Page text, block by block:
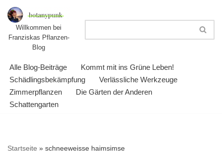
Zum
Inhalt
springen
Willkommen bei
Franziskas Pflanzen-
Blog
Alle Blog-Beiträge
Kommt mit ins Grüne Leben!
Schädlingsbekämpfung
Verlässliche Werkzeuge
Zimmerpflanzen
Die Gärten der Anderen
Schattengarten
Startseite » schneeweisse haimsimse